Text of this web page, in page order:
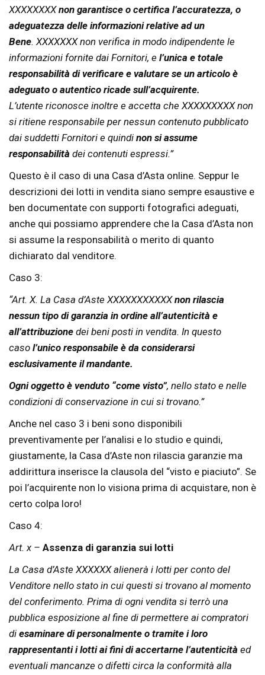
XXXXXXXXnon garantisce o certifica l’accuratezza, o
adeguatezza delle informazioni relative ad un
Bene. XXXXXXX non verifica in modo indipendente le
informazioni fornite dai Fornitori, e l’unica e totale
responsabilità di verificare e valutare se un articolo è
adeguato o autentico ricade sull’acquirente.
L’utente riconosce inoltre e accetta che XXXXXXXXX non
si ritiene responsabile per nessun contenuto pubblicato
dai suddetti Fornitori e quindi non si assume
responsabilità dei contenuti espressi.”
Questo è il caso di una Casa d’Asta online. Seppur le
descrizioni dei lotti in vendita siano sempre esaustive e
ben documentate con supporti fotografici adeguati,
anche qui possiamo apprendere che la Casa d’Asta non
si assume la responsabilità o merito di quanto
dichiarato dal venditore.
Caso 3:
“Art. X. La Casa d’Aste XXXXXXXXXXXnon rilascia
nessun tipo di garanzia in ordine all’autenticità e
all’attribuzione dei beni posti in vendita. In questo
caso l’unico responsabile è da considerarsi
esclusivamente il mandante.
Ogni oggetto è venduto “come visto”, nello stato e nelle
condizioni di conservazione in cui si trovano.”
Anche nel caso 3 i beni sono disponibili
preventivamente per l’analisi e lo studio e quindi,
giustamente, la Casa d’Aste non rilascia garanzie ma
addirittura inserisce la clausola del “visto e piaciuto”. Se
poi l’acquirente non lo visiona prima di acquistare, non è
certo colpa loro!
Caso 4:
Art. x – Assenza di garanzia sui lotti
La Casa d’Aste XXXXXX alienerà i lotti per conto del
Venditore nello stato in cui questi si trovano al momento
del conferimento. Prima di ogni vendita si terrò una
pubblica esposizione al fine di permettere ai compratori
di esaminare di personalmente o tramite i loro
rappresentanti i lotti ai fini di accertarne l’autenticità ed
eventuali mancanze o difetti circa la conformità alla